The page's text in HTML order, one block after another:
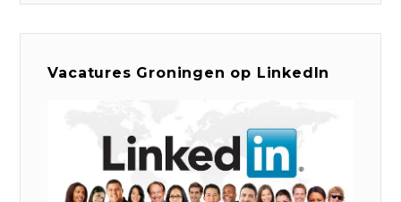
Vacatures Groningen op LinkedIn